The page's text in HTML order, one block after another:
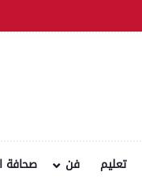
تعليم فن صحافة